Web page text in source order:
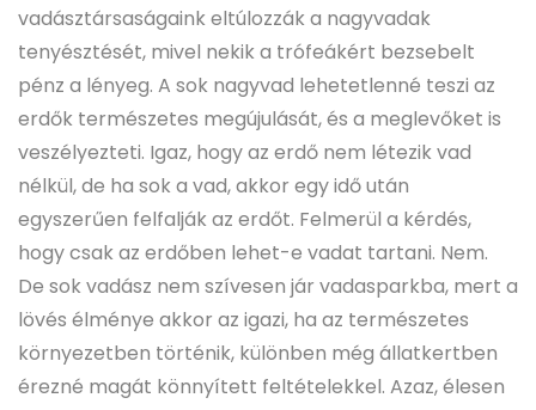
vadásztársaságaink eltúlozzák a nagyvadak
tenyésztését, mivel nekik a trófeákért bezsebelt
pénz a lényeg. A sok nagyvad lehetetlenné teszi az
erdők természetes megújulását, és a meglevőket is
veszélyezteti. Igaz, hogy az erdő nem létezik vad
nélkül, de ha sok a vad, akkor egy idő után
egyszerűen felfalják az erdőt. Felmerül a kérdés,
hogy csak az erdőben lehet-e vadat tartani. Nem.
De sok vadász nem szívesen jár vadasparkba, mert a
lövés élménye akkor az igazi, ha az természetes
környezetben történik, különben még állatkertben
érezné magát könnyített feltételekkel. Azaz, élesen